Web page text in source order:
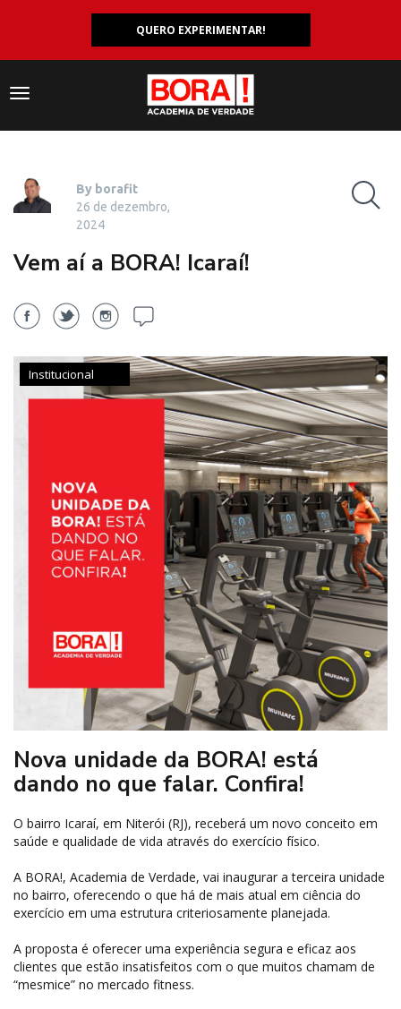
QUERO EXPERIMENTAR!
Navegação
By borafit
26 de dezembro,
2024
Vem aí a BORA! Icaraí!
Institucional
Nova unidade da BORA! está
dando no que falar. Confira!
O bairro Icaraí, em Niterói (RJ), receberá um novo conceito em
saúde e qualidade de vida através do exercício físico.
A BORA!, Academia de Verdade, vai inaugurar a terceira unidade
no bairro, oferecendo o que há de mais atual em ciência do
exercício em uma estrutura criteriosamente planejada.
A proposta é oferecer uma experiência segura e eficaz aos
clientes que estão insatisfeitos com o que muitos chamam de
“mesmice” no mercado fitness.